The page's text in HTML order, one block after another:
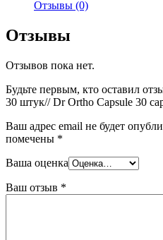
Отзывы (0)
Отзывы
Отзывов пока нет.
Будьте первым, кто оставил
30 штук// Dr Ortho Capsule 30
Ваш адрес email не будет
помечены *
Ваша оценка
Ваш отзыв *